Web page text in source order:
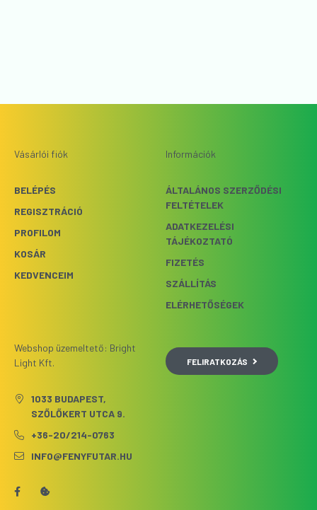
Vásárlói fiók
BELÉPÉS
REGISZTRÁCIÓ
PROFILOM
KOSÁR
KEDVENCEIM
Információk
ÁLTALÁNOS SZERZŐDÉSI
FELTÉTELEK
ADATKEZELÉSI
TÁJÉKOZTATÓ
FIZETÉS
SZÁLLÍTÁS
ELÉRHETŐSÉGEK
Webshop üzemeltető: Bright
Light Kft.
1033 BUDAPEST,
SZŐLŐKERT UTCA 9.
+36-20/214-0763
INFO@FENYFUTAR.HU
FELIRATKOZÁS